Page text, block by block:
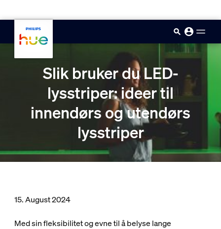
Slik bruker du LED-
lysstriper: ideer til
innendørs og utendørs
lysstriper
15. August 2024
Med sin fleksibilitet og evne til å belyse lange